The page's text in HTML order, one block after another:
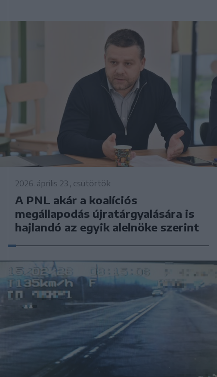
2026. április 23., csütörtök
A PNL akár a koalíciós
megállapodás újratárgyalására is
hajlandó az egyik alelnöke szerint